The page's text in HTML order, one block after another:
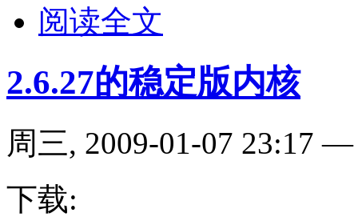
阅读全文
2.6.27的稳定版内核
周三, 2009-01-07 23:17
下载: